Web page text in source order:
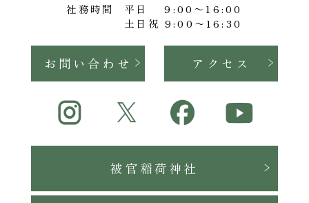
社務時間
平日 9:00〜16:00
土日祝 9:00〜16:30
お問い合わせ アクセス
被官稲荷神社